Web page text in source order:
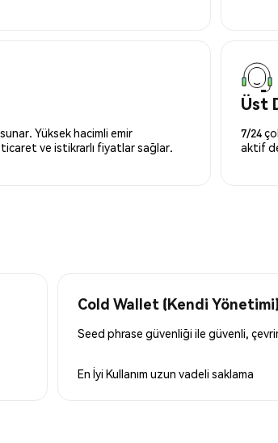
Yüksek hacimli emir
ve istikrarlı fiyatlar sağlar.
Üst
7/24
aktif
Cold Wallet (Kendi
Seed phrase güvenliği ile güvenli,
En İyi Kullanım uzun vadeli saklama